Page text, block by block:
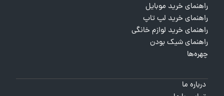
راهنمای خرید موبایل
راهنمای خرید لپ تاپ
راهنمای خرید لوازم خانگی
راهنمای شیک بودن
چهره‌ها
درباره ما